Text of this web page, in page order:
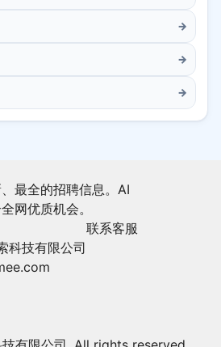
→
→
→
最全的招聘信息。AI
网优质机会。
科技有限公司
联系客服